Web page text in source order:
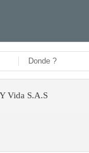
Vida S.A.S